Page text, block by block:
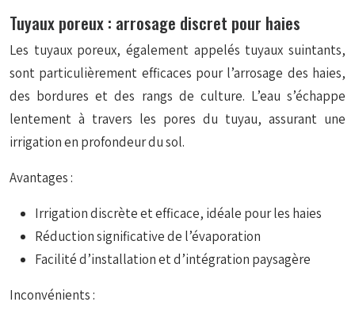
Tuyaux poreux : arrosage discret pour haies
Les tuyaux poreux, également appelés tuyaux suintants,
sont particulièrement efficaces pour l’arrosage des haies,
des bordures et des rangs de culture. L’eau s’échappe
lentement à travers les pores du tuyau, assurant une
irrigation en profondeur du sol.
Avantages :
Irrigation discrète et efficace, idéale pour les haies
Réduction significative de l’évaporation
Facilité d’installation et d’intégration paysagère
Inconvénients :